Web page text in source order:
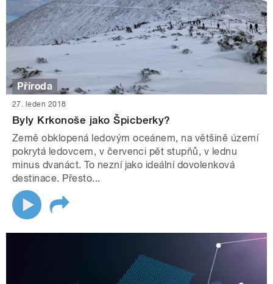
Příroda
27. leden 2018
Byly Krkonoše jako Špicberky?
Země obklopená ledovým oceánem, na většině území
pokrytá ledovcem, v červenci pět stupňů, v lednu
minus dvanáct. To nezní jako ideální dovolenková
destinace. Přesto...